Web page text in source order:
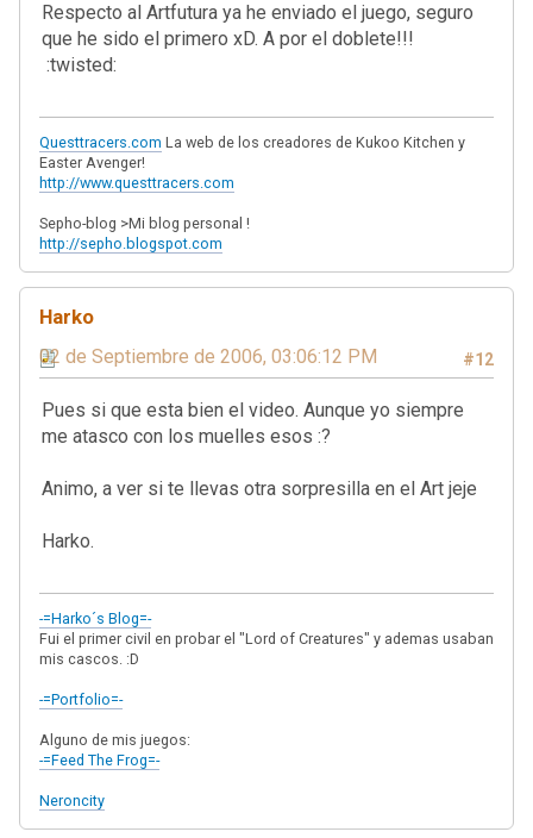
Respecto al Artfutura ya he enviado el juego, seguro
que he sido el primero xD. A por el doblete!!!
:twisted:
Questtracers.com La web de los creadores de Kukoo Kitchen y
Easter Avenger!
http://www.questtracers.com
Sepho-blog >Mi blog personal !
http://sepho.blogspot.com
Harko
#12
02 de Septiembre de 2006, 03:06:12 PM
Pues si que esta bien el video. Aunque yo siempre
me atasco con los muelles esos :?
Animo, a ver si te llevas otra sorpresilla en el Art jeje
Harko.
-=Harko´s Blog=-
Fui el primer civil en probar el "Lord of Creatures" y ademas usaban
mis cascos. :D
-=Portfolio=-
Alguno de mis juegos:
-=Feed The Frog=-
Neroncity